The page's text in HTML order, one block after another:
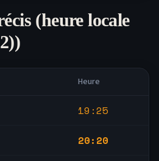
(heure locale
)
Heure
19:25
20:20